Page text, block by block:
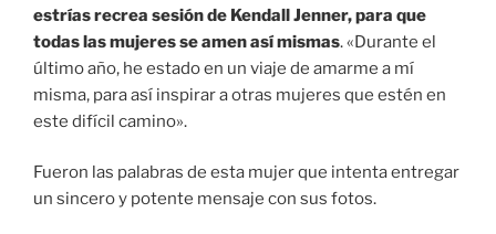
estrías recrea sesión de Kendall Jenner, para que
todas las mujeres se amen así mismas. «Durante el
último año, he estado en un viaje de amarme a mí
misma, para así inspirar a otras mujeres que estén en
este difícil camino».
Fueron las palabras de esta mujer que intenta entregar
un sincero y potente mensaje con sus fotos.